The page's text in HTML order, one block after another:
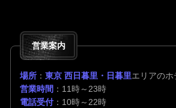
営業案内
場所 ： 東京 西日暮里・日暮里エリアの
営業時間 ：11時～23時
電話受付：10時～22時